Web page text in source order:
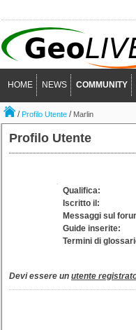
HOME NEWS COMMUNITY
/Profilo Utente / Marlin
Profilo Utente
Qualifica:
Iscritto il:
Messaggi sul
Guide inserite:
Termini di
Devi essere un utente